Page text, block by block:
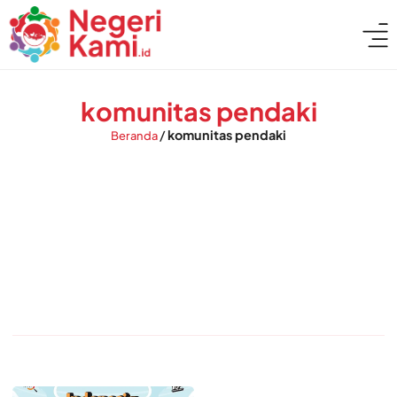
komunitas pendaki
Beranda/komunitas pendaki